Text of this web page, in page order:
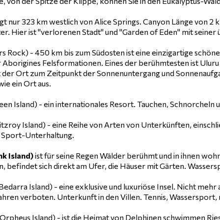
nur 323 km westlich von Alice Springs. Canyon Länge von 2
Hier ist "verlorenen Stadt" und "Garden of Eden" mit seiner
Rock) - 450 km bis zum Südosten ist eine einzigartige
Aborigines Felsformationen. Eines der berühmtesten ist
der Ort zum Zeitpunkt der Sonnenuntergang und
ein Ort aus.
Island) - ein internationales Resort. Tauchen, Schnorcheln
Island) - eine Reihe von Arten von Unterkünften,
Sport-Unterhaltung.
Island)ist für seine Regen Wälder berühmt und in ihnen
befindet sich direkt am Ufer, die Häuser mit Gärten.
Island) - eine exklusive und luxuriöse Insel. Nicht
verboten. Unterkunft in den Villen. Tennis,
Island) - ist die Heimat von Delphinen schwimmen